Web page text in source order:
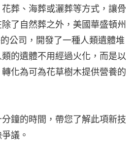
葬、海葬或灑葬等方式，讓骨
了自然葬之外，美國華盛頓州
公司，開發了一種人類遺體堆
的遺體不用經過火化，而是以
化為可為花草樹木提供營養的
鐘的時間，帶您了解此項新技
議。